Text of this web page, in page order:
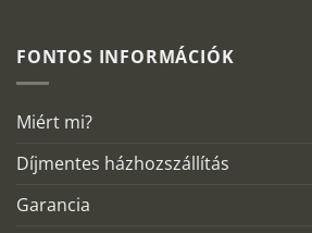
FONTOS INFORMÁCIÓK
Miért mi?
Díjmentes házhozszállítás
Garancia